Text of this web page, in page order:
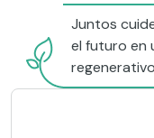
Juntos
el futuro en